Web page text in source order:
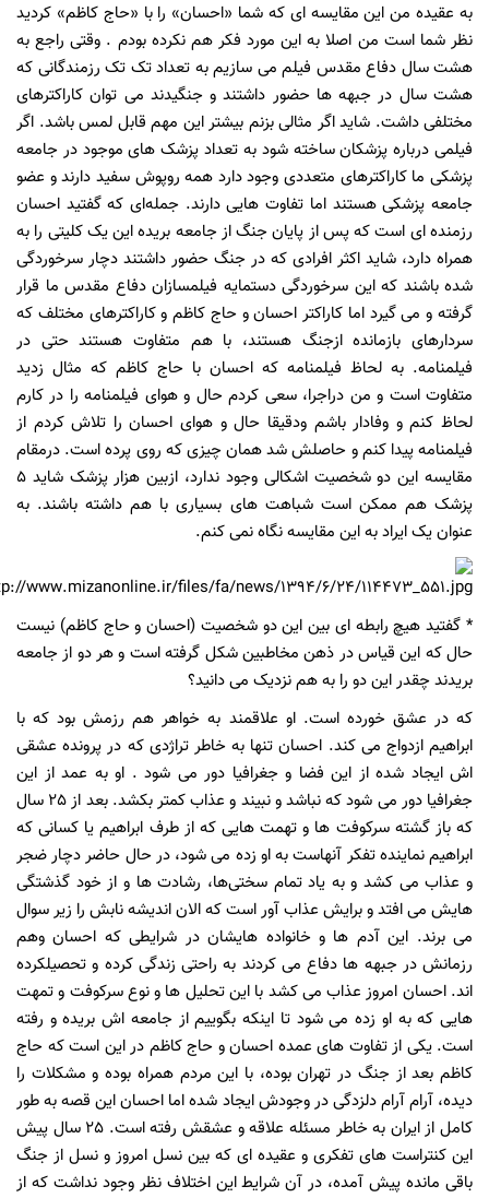
به عقیده من این مقایسه ای که شما «احسان» را با «حاج کاظم» کردید
نظر شما است من اصلا به این مورد فکر هم نکرده بودم . وقتی راجع به
هشت سال دفاع مقدس فیلم می سازیم به تعداد تک تک رزمندگانی که
هشت سال در جبهه ها حضور داشتند و جنگیدند می توان کاراکترهای
مختلفی داشت. شاید اگر مثالی بزنم بیشتر این مهم قابل لمس باشد. اگر
فیلمی درباره پزشکان ساخته شود به تعداد پزشک های موجود در جامعه
پزشکی ما کاراکترهای متعددی وجود دارد همه روپوش سفید دارند و عضو
جامعه پزشکی هستند اما تفاوت هایی دارند. جمله‌ای که گفتید احسان
رزمنده ای است که پس از پایان جنگ از جامعه بریده این یک کلیتی را به
همراه دارد، شاید اکثر افرادی که در جنگ حضور داشتند دچار سرخوردگی
شده باشند که این سرخوردگی دستمایه فیلمسازان دفاع مقدس ما قرار
گرفته و می گیرد اما کاراکتر احسان و حاج کاظم و کاراکترهای مختلف که
سردارهای بازمانده ازجنگ هستند، با هم متفاوت هستند حتی در
فیلمنامه. به لحاظ فیلمنامه که احسان با حاج کاظم که مثال زدید
متفاوت است و من دراجرا، سعی کردم حال و هوای فیلمنامه را در کارم
لحاظ کنم و وفادار باشم ودقیقا حال و هوای احسان را تلاش کردم از
فیلمنامه پیدا کنم و حاصلش شد همان چیزی که روی پرده است. درمقام
مقایسه این دو شخصیت اشکالی وجود ندارد، ازبین هزار پزشک شاید 5
پزشک هم ممکن است شباهت های بسیاری با هم داشته باشند. به
عنوان یک ایراد به این مقایسه نگاه نمی کنم.
* گفتید هیچ رابطه ای بین این دو شخصیت (احسان و حاج کاظم) نیست
حال که این قیاس در ذهن مخاطبین شکل گرفته است و هر دو از جامعه
بریدند چقدر این دو را به هم نزدیک می دانید؟
که در عشق خورده است. او علاقمند به خواهر هم رزمش بود که با
ابراهیم ازدواج می کند. احسان تنها به خاطر تراژدی که در پرونده عشقی‌
اش ایجاد شده از این فضا و جغرافیا دور می شود . او به عمد از این
جغرافیا دور می شود که نباشد و نبیند و عذاب کمتر بکشد. بعد از25 سال
که باز گشته سرکوفت ها و تهمت هایی که از طرف ابراهیم یا کسانی که
ابراهیم نماینده تفکر آنهاست به او زده می شود، در حال حاضر دچار ضجر
و عذاب می کشد و به یاد تمام سختی‌ها، رشادت ها و از خود گذشتگی
هایش می افتد و برایش عذاب آور است که الان اندیشه نابش را زیر سوال
می برند. این آدم ها و خانواده هایشان در شرایطی که احسان وهم
رزمانش در جبهه ها دفاع می کردند به راحتی زندگی کرده و تحصیلکرده
اند. احسان امروز عذاب می کشد با این تحلیل ها و نوع سرکوفت و تمهت
هایی که به او زده می شود تا اینکه بگوییم از جامعه اش بریده و رفته
است. یکی از تفاوت های عمده احسان و حاج کاظم در این است که حاج
کاظم بعد از جنگ در تهران بوده، با این مردم همراه بوده و مشکلات را
دیده، آرام آرام دلزدگی در وجودش ایجاد شده اما احسان این قصه به طور
کامل از ایران به خاطر مسئله علاقه و عشقش رفته است. 25 سال پیش
این کنتراست های تفکری و عقیده ای که بین نسل امروز و نسل از جنگ
باقی مانده پیش آمده، در آن شرایط این اختلاف نظر وجود نداشت که از